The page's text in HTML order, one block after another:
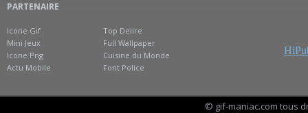
PARTENAIRE
Icone Gif
Mini Jeux
Icone Png
Actu Mobile
Top Delire
Full Wallpaper
Cuisine du Monde
Font Police
© gif-maniac.com tous